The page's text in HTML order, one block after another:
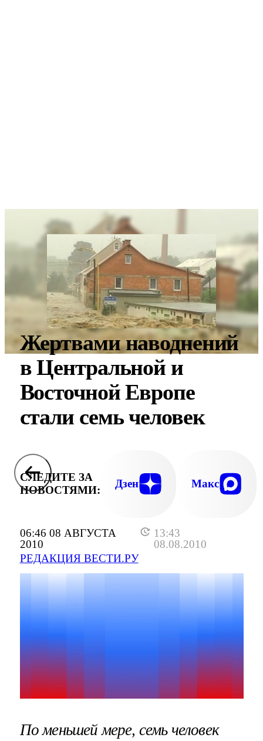
06:46 08 АВГУСТА
2010
13:43
08.08.2010
РЕДАКЦИЯ ВЕСТИ.РУ
Жертвами наводнений
в Центральной и
Восточной Европе
стали семь человек
СЛЕДИТЕ ЗА
НОВОСТЯМИ:
Дзен Макс
По меньшей мере, семь человек